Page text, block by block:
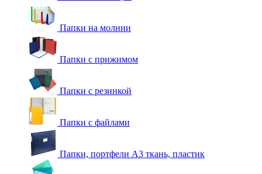
Папки на молнии
Папки с прижимом
Папки с резинкой
Папки с файлами
Папки, портфели А3 ткань, пластик